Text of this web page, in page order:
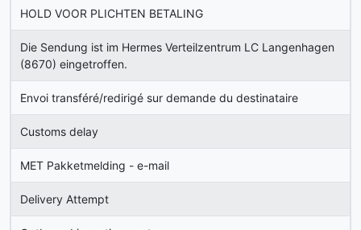
HOLD VOOR PLICHTEN BETALING
Die Sendung ist im Hermes Verteilzentrum LC Langenhagen
(8670) eingetroffen.
Envoi transféré/redirigé sur demande du destinataire
Customs delay
MET Pakketmelding - e-mail
Delivery Attempt